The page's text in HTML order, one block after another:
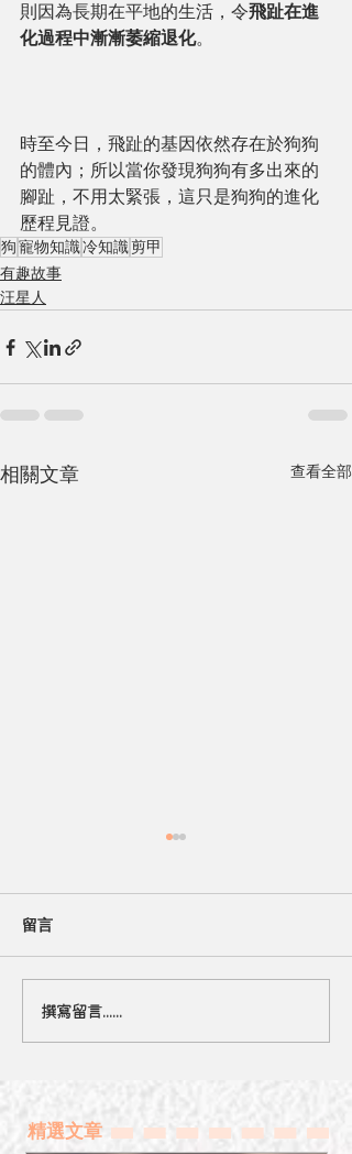
則因為長期在平地的生活，令飛趾在進
化過程中漸漸萎縮退化。
時至今日，飛趾的基因依然存在於狗狗
的體內；所以當你發現狗狗有多出來的
腳趾，不用太緊張，這只是狗狗的進化
歷程見證。
狗寵物知識冷知識剪甲
有趣故事
汪星人
相關文章 查看全部
【冷知識】關於吸腳這舖
癮
留言
撰寫留言......
精選文章